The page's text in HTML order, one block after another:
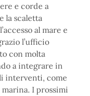
e corde a
la scaletta
al mare e
l’ufficio
con molta
a integrare in
interventi, come
I prossimi